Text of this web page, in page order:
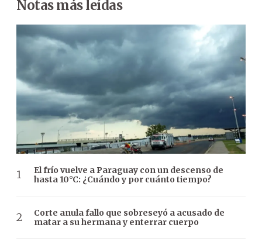
Notas más leídas
El frío vuelve a Paraguay con un descenso de
hasta 10°C: ¿Cuándo y por cuánto tiempo?
Corte anula fallo que sobreseyó a acusado de
matar a su hermana y enterrar cuerpo